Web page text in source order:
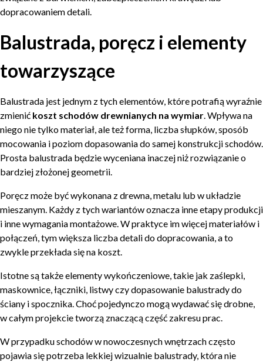
dopracowaniem detali.
Balustrada, poręcz i elementy
towarzyszące
Balustrada jest jednym z tych elementów, które potrafią wyraźnie
zmienić koszt schodów drewnianych na wymiar. Wpływa na
niego nie tylko materiał, ale też forma, liczba słupków, sposób
mocowania i poziom dopasowania do samej konstrukcji schodów.
Prosta balustrada będzie wyceniana inaczej niż rozwiązanie o
bardziej złożonej geometrii.
Poręcz może być wykonana z drewna, metalu lub w układzie
mieszanym. Każdy z tych wariantów oznacza inne etapy produkcji
i inne wymagania montażowe. W praktyce im więcej materiałów i
połączeń, tym większa liczba detali do dopracowania, a to
zwykle przekłada się na koszt.
Istotne są także elementy wykończeniowe, takie jak zaślepki,
maskownice, łączniki, listwy czy dopasowanie balustrady do
ściany i spocznika. Choć pojedynczo mogą wydawać się drobne,
w całym projekcie tworzą znaczącą część zakresu prac.
W przypadku schodów w nowoczesnych wnętrzach często
pojawia się potrzeba lekkiej wizualnie balustrady, która nie